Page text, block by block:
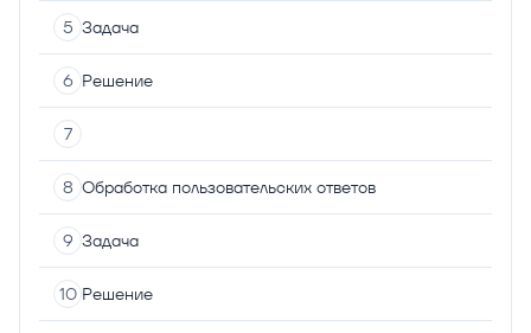
Задача
Решение
Обработка пользовательских ответов
Задача
Решение